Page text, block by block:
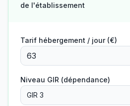
de l'établissement
Tarif hébergement / jour (€)
Niveau GIR (dépendance)
GIR 3